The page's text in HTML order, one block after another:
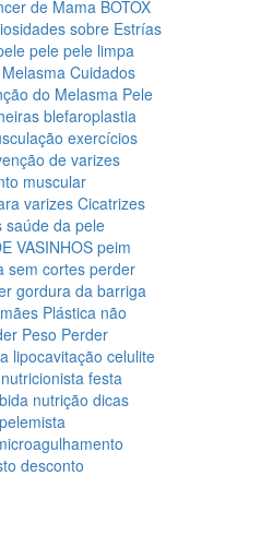
de Mama BOTOX
sobre Estrías
pele pele limpa
Cuidados
do Melasma Pele
blefaroplastia
exercícios
de varizes
muscular
varizesCicatrizes
saúde da pele
VASINHOS peim
sem cortes perder
gordura da barriga
Plástica não
Peso Perder
lipocavitação celulite
nutricionista festa
nutrição dicas
pelemista
desconto